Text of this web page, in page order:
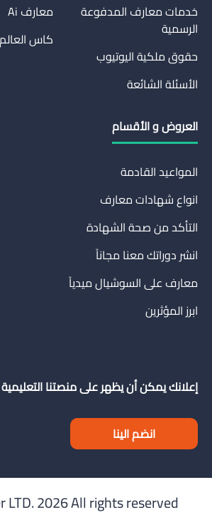
خدمات معارف المدفوعة
الرسمية
حقوق ملكية اليوتيوب
الأسئلة الشائعة
معارف Ai
كاس العالم
العروض و الأقسام
المواعيد القادمة
انواع شهادات معارف
التأكد من صحة الشهادة
انشر دوراتك معنا مجاناً
معارف على السوشيال ميدياً
ابرز المؤثرين
إعلانك يمكن أن يظهر على منصتنا التعليمية
انضم الينا
2026 All rights reserved ©